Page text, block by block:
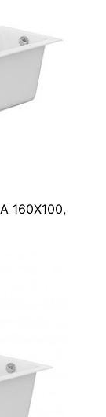
160X100,